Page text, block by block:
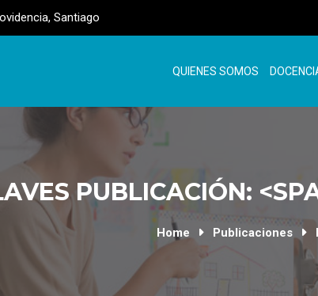
Santiago
QUIENES SOMOS
PUBLICACIÓN:
Home Publicaciones